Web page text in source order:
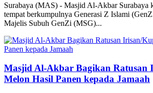
Surabaya (MAS) - Masjid Al-Akbar Surabaya
tempat berkumpulnya Generasi Z Islami
Majelis Subuh GenZi (MSG)...
Masjid Al-Akbar Bagikan Ratusan
Melon Hasil Panen kepada Jamaah